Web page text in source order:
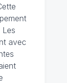
Les
avec